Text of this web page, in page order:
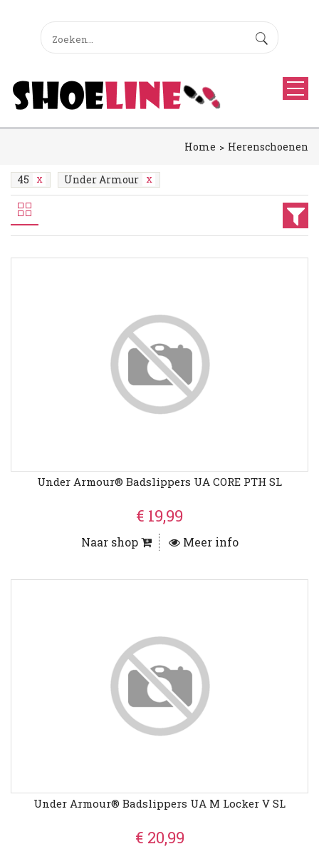
Home Herenschoenen
45 Under Armour
Under Armour® Badslippers UA CORE PTH SL
€ 19,99
Naar shop Meer info
Under Armour® Badslippers UA M Locker V SL
€ 20,99